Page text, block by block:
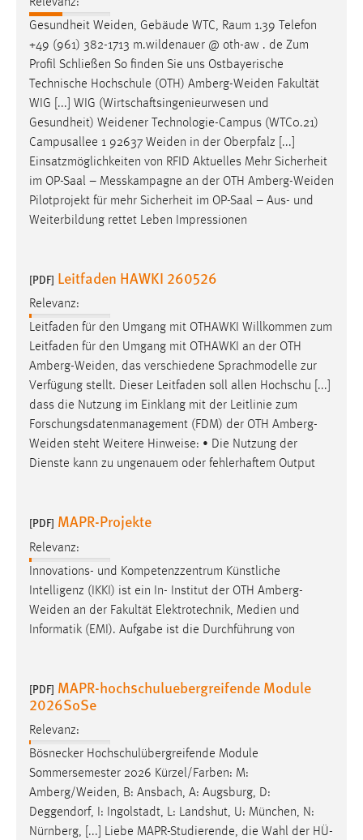
Gesundheit Weiden, Gebäude WTC, Raum 1.39 Telefon
+49 (961) 382-1713 m.wildenauer @ oth-aw . de Zum
Profil Schließen So finden Sie uns Ostbayerische
Technische Hochschule (OTH) Amberg-Weiden Fakultät
WIG [...] WIG (Wirtschaftsingenieurwesen und
Gesundheit) Weidener Technologie-Campus (WTC0.21)
Campusallee 1 92637 Weiden in der Oberpfalz [...]
Einsatzmöglichkeiten von RFID Aktuelles Mehr Sicherheit
im OP-Saal – Messkampagne an der OTH Amberg-Weiden
Pilotprojekt für mehr Sicherheit im OP-Saal – Aus- und
Weiterbildung rettet Leben Impressionen
[PDF] Leitfaden HAWKI 260526
Relevanz:
Leitfaden für den Umgang mit OTHAWKI Willkommen zum
Leitfaden für den Umgang mit OTHAWKI an der OTH
Amberg-Weiden, das verschiedene Sprachmodelle zur
Verfügung stellt. Dieser Leitfaden soll allen Hochschu [...]
dass die Nutzung im Einklang mit der Leitlinie zum
Forschungsdatenmanagement (FDM) der OTH Amberg-
Weiden steht Weitere Hinweise: • Die Nutzung der
Dienste kann zu ungenauem oder fehlerhaftem Output
[PDF] MAPR-Projekte
Relevanz:
Innovations- und Kompetenzzentrum Künstliche
Intelligenz (IKKI) ist ein In- Institut der OTH Amberg-
Weiden an der Fakultät Elektrotechnik, Medien und
Informatik (EMI). Aufgabe ist die Durchführung von
[PDF] MAPR-hochschuluebergreifende Module
2026SoSe
Relevanz:
Bösnecker Hochschulübergreifende Module
Sommersemester 2026 Kürzel/Farben: M:
Amberg/Weiden, B: Ansbach, A: Augsburg, D:
Deggendorf, I: Ingolstadt, L: Landshut, U: München, N:
Nürnberg, [...] Liebe MAPR-Studierende, die Wahl der HÜ-
Conversion-Tracking
Cookie Laufzeit:
3 Monate
Facebook Pixel
Name:
_fbp
Anbieter:
Facebook
Cookie Laufzeit:
3 Monate
EXTERNE MEDIEN
Um Inhalte von Videoplattformen und Social Media
Plattformen anzeigen zu können, werden von diesen
externen Medien Cookies gesetzt.
Vimeo